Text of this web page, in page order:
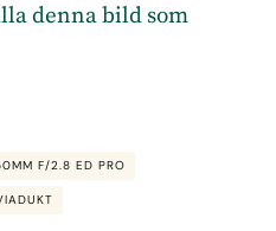
denna bild som
F/2.8 ED PRO